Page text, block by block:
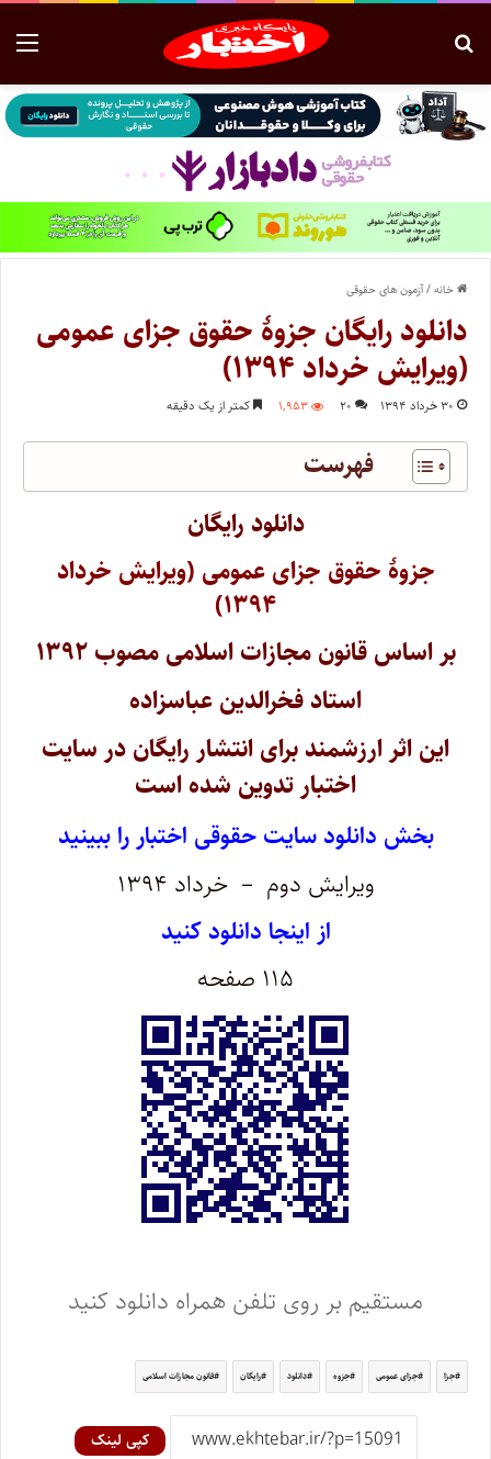
خانه/آزمون های حقوقی
دانلود رایگان جزوۀ حقوق جزای عمومی
(ویرایش خرداد ۱۳۹۴)
۳۰ خرداد ۱۳۹۴ ۲۰ ۱,۹۵۳ کمتر از یک دقیقه
فهرست
دانلود رایگان
جزوۀ حقوق جزای عمومی (ویرایش خرداد
۱۳۹۴)
بر اساس قانون مجازات اسلامی مصوب ۱۳۹۲
استاد فخرالدین عباسزاده
این اثر ارزشمند برای انتشار رایگان در سایت
اختبار تدوین شده است
بخش دانلود سایت حقوقی اختبار را ببینید
ویرایش دوم – خرداد ۱۳۹۴
از اینجا دانلود کنید
۱۱۵ صفحه
مستقیم بر روی تلفن همراه دانلود کنید
جزا جزای عمومی جزوه دانلود رایگان قانون مجازات اسلامی
کپی لینک